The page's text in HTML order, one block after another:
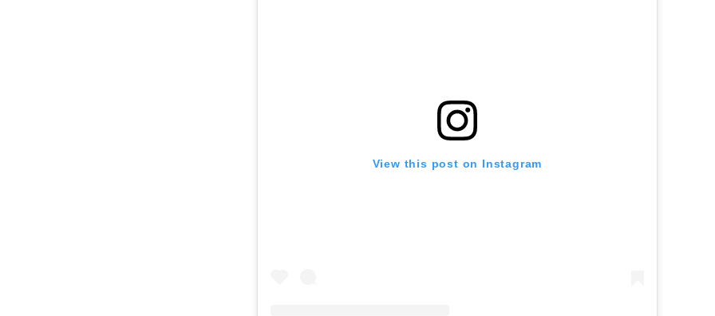
View this post on Instagram